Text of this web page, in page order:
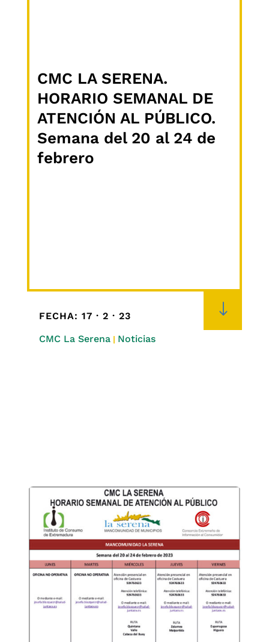
CMC LA SERENA.
HORARIO SEMANAL DE
ATENCIÓN AL PÚBLICO.
Semana del 20 al 24 de
febrero
"
FECHA: 17 · 2 · 23
CMC La Serena| Noticias